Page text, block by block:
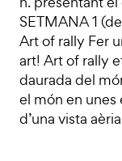
SETMANA 1
Art of rally Fer
art! Art of rally
daurada del
el món en
d’una vista